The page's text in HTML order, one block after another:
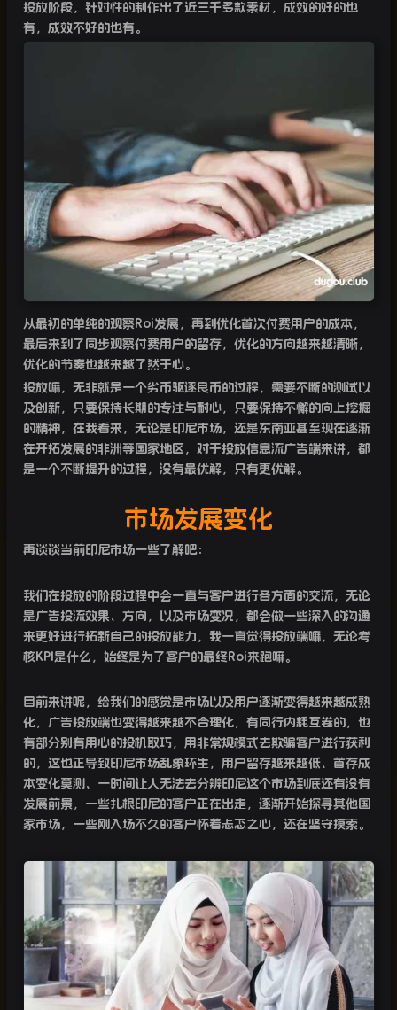
投放阶段，针对性的制作出了近三千多款素材，成效的好的也
有，成效不好的也有。
从最初的单纯的观察Roi发展，再到优化首次付费用户的成本，
最后来到了同步观察付费用户的留存，优化的方向越来越清晰，
优化的节奏也越来越了然于心。
投放嘛，无非就是一个劣币驱逐良币的过程，需要不断的测试以
及创新，只要保持长期的专注与耐心，只要保持不懈的向上挖掘
的精神，在我看来，无论是印尼市场，还是东南亚甚至现在逐渐
在开拓发展的非洲等国家地区，对于投放信息流广告端来讲，都
是一个不断提升的过程，没有最优解，只有更优解。
市场发展变化
再谈谈当前印尼市场一些了解吧：
我们在投放的阶段过程中会一直与客户进行各方面的交流，无论
是广告投流效果、方向，以及市场变况，都会做一些深入的沟通
来更好进行拓新自己的投放能力，我一直觉得投放端嘛，无论考
核KPI是什么，始终是为了客户的最终Roi来跑嘛。
目前来讲呢，给我们的感觉是市场以及用户逐渐变得越来越成熟
化，广告投放端也变得越来越不合理化，有同行内耗互卷的，也
有部分别有用心的投机取巧，用非常规模式去欺骗客户进行获利
的，这也正导致印尼市场乱象环生，用户留存越来越低、首存成
本变化莫测、一时间让人无法去分辨印尼这个市场到底还有没有
发展前景，一些扎根印尼的客户正在出走，逐渐开始探寻其他国
家市场，一些刚入场不久的客户怀着忐忑之心，还在坚守摸索。